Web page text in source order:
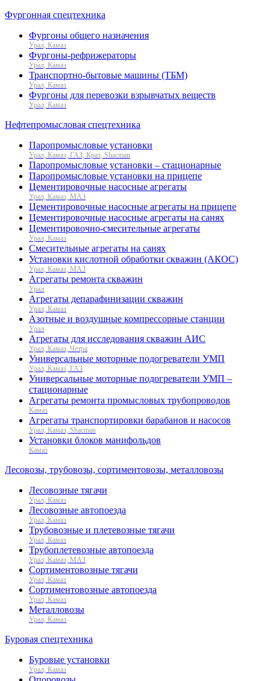
Фургонная спецтехника
Фургоны общего назначения
Урал, Камаз
Фургоны-рефрижераторы
Урал, Камаз
Транспортно-бытовые машины (ТБМ)
Урал, Камаз
Фургоны для перевозки взрывчатых веществ
Урал, Камаз
Нефтепромысловая спецтехника
Паропромысловые установки
Урал, Камаз, ГАЗ, Краз, Shacman
Паропромысловые установки – стационарные
Паропромысловые установки на прицепе
Цементировочные насосные агрегаты
Урал, Камаз, МАЗ
Цементировочные насосные агрегаты на прицепе
Цементировочные насосные агрегаты на санях
Цементировочно-смесительные агрегаты
Урал, Камаз
Смесительные агрегаты на санях
Установки кислотной обработки скважин (АКОС)
Урал, Камаз, МАЗ
Агрегаты ремонта скважин
Урал
Агрегаты депарафинизации скважин
Урал, Камаз
Азотные и воздушные компрессорные станции
Урал
Агрегаты для исследования скважин АИС
Урал, Камаз, Четра
Универсальные моторные подогреватели УМП
Урал, Камаз, ГАЗ
Универсальные моторные подогреватели УМП –
стационарные
Агрегаты ремонта промысловых трубопроводов
Камаз
Агрегаты транспортировки барабанов и насосов
Урал, Камаз, Shacman
Установки блоков манифольдов
Камаз
Лесовозы, трубовозы, сортиментовозы, металловозы
Лесовозные тягачи
Урал, Камаз
Лесовозные автопоезда
Урал, Камаз
Трубовозные и плетевозные тягачи
Урал, Камаз
Трубоплетевозные автопоезда
Урал, Камаз, МАЗ
Сортиментовозные тягачи
Урал, Камаз
Сортиментовозные автопоезда
Урал, Камаз
Металловозы
Урал, Камаз
Буровая спецтехника
Буровые установки
Урал, Камаз